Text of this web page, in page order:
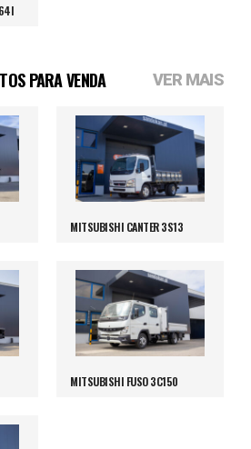
PARA VENDA VER MAIS
MITSUBISHI CANTER 3S13
MITSUBISHI FUSO 3C150